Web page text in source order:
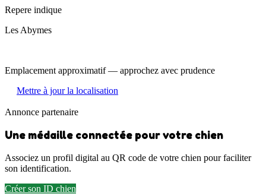
Repere indique
Les Abymes
Emplacement approximatif — approchez avec prudence
Mettre à jour la localisation
Annonce partenaire
Une médaille connectée pour votre chien
Associez un profil digital au QR code de votre chien pour faciliter
son identification.
Créer son ID chien